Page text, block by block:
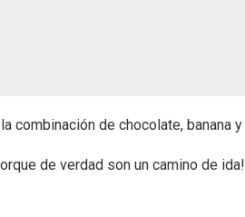
combinación de chocolate, banana
de verdad son un camino de ida!